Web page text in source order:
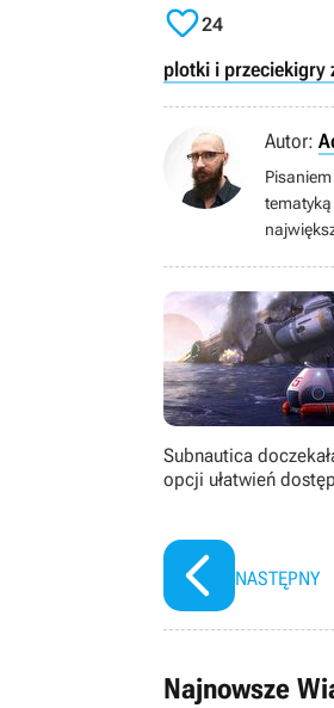
24
plotki i przeciekigry
Autor:
Subnautica
opcji ułatwień
NASTĘPNY
Najnowsze